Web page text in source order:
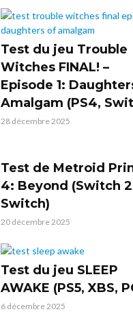
Test du jeu Trouble
Witches FINAL! –
Episode 1:
Amalgam (PS4,
28 décembre 2025
Test de Metroid
4: Beyond (Switch
Switch)
20 décembre 2025
Test du jeu SLEEP
AWAKE (PS5, XBS,
6 décembre 2025